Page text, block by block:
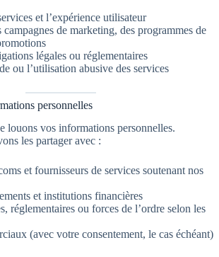
et l’expérience utilisateur
de marketing, des programmes de
légales ou réglementaires
ou l’utilisation abusive des services
personnelles
louons vos informations personnelles.
les partager avec :
et fournisseurs de services soutenant nos
et institutions financières
réglementaires ou forces de l’ordre selon les
(avec votre consentement, le cas échéant)